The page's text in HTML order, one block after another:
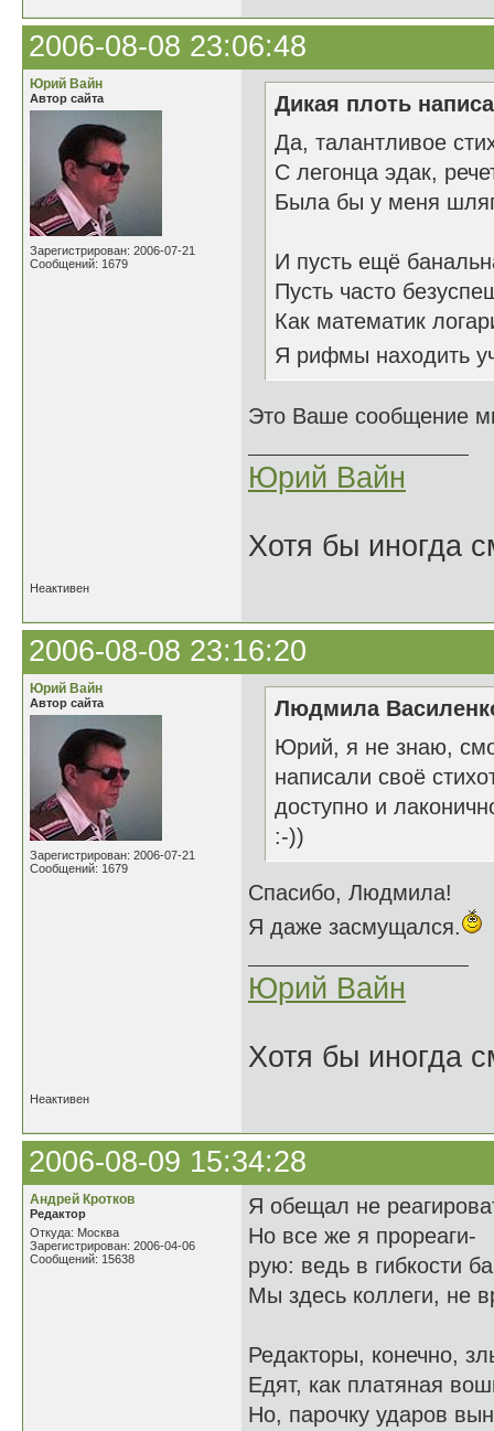
2006-08-08 23:06:48
Юрий Вайн
Автор сайта
Зарегистрирован: 2006-07-21
Сообщений: 1679
Дикая плоть
Да, талантливое
С легонца эдак,
Была бы у меня
И пусть ещё
Пусть часто
Как математик
Я рифмы
Это Ваше сообщение
Юрий Вайн
Хотя бы иногда
Неактивен
2006-08-08 23:16:20
Юрий Вайн
Автор сайта
Зарегистрирован: 2006-07-21
Сообщений: 1679
Людмила
Юрий, я не знаю,
написали своё
доступно и
:-))
Спасибо, Людмила!
Я даже засмущался.
Юрий Вайн
Хотя бы иногда
Неактивен
2006-08-09 15:34:28
Андрей Кротков
Редактор
Откуда: Москва
Зарегистрирован: 2006-04-06
Сообщений: 15638
Я обещал не
Но все же я прореаги-
рую: ведь в гибкости
Мы здесь коллеги, не
Редакторы, конечно,
Едят, как платяная
Но, парочку ударов